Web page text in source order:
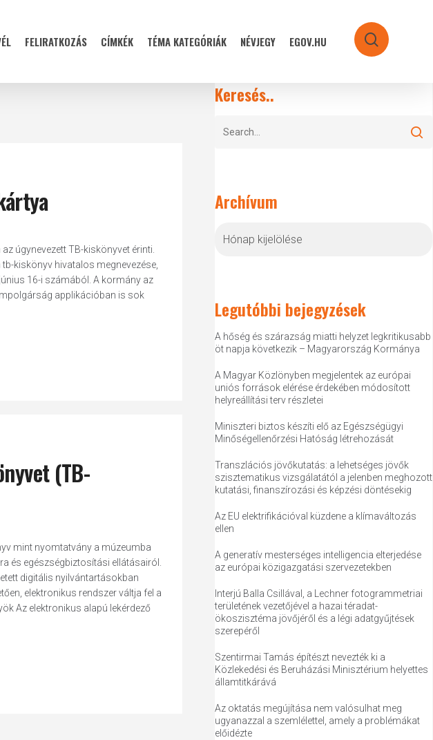
FELIRATKOZÁS CÍMKÉK TÉMA KATEGÓRIÁK NÉVJEGY EGOV.HU search
úgynevezett TB-kiskönyvet érinti.
kiskönyv hivatalos megnevezése,
16-i számából. A kormány az
applikációban is sok
(TB-
mint nyomtatvány a múzeumba
és egészségbiztosítási ellátásairól.
digitális nyilvántartásokban
elektronikus rendszer váltja fel a
Az elektronikus alapú lekérdező
Keresés..
Archívum
Legutóbbi bejegyzések
A hőség és szárazság miatti helyzet legkritikusabb
öt napja következik – Magyarország Kormánya
A Magyar Közlönyben megjelentek az európai
uniós források elérése érdekében módosított
helyreállítási terv részletei
Miniszteri biztos készíti elő az Egészségügyi
Minőségellenőrzési Hatóság létrehozását
Transzlációs jövőkutatás: a lehetséges jövők
szisztematikus vizsgálatától a jelenben meghozott
kutatási, finanszírozási és képzési döntésekig
Az EU elektrifikációval küzdene a klímaváltozás
ellen
A generatív mesterséges intelligencia elterjedése
az európai közigazgatási szervezetekben
Interjú Balla Csillával, a Lechner fotogrammetriai
területének vezetőjével a hazai téradat-
ökoszisztéma jövőjéről és a légi adatgyűjtések
szerepéről
Szentirmai Tamás építészt nevezték ki a
Közlekedési és Beruházási Minisztérium helyettes
államtitkárává
Az oktatás megújítása nem valósulhat meg
ugyanazzal a szemlélettel, amely a problémákat
előidézte